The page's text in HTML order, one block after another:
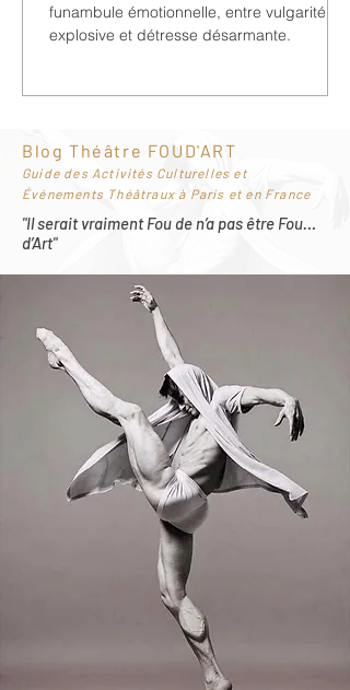
funambule émotionnelle, entre vulgarité
explosive et détresse désarmante.
Blog Théâtre FOUD'ART
Guide des Activités Culturelles et
Événements Théâtraux à Paris et en France
"Il serait vraiment Fou de n’a pas être Fou…
d’Art"